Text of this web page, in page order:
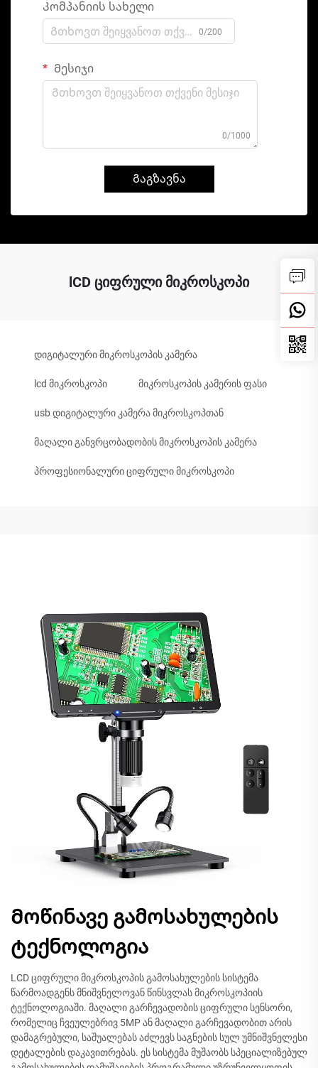
Კომპანიის სახელი
0/200
Მესიჯი
0/1000
Გაგზავნა
lCD ციფრული მიკროსკოპი
დიგიტალური მიკროსკოპის კამერა
lcd მიკროსკოპი მიკროსკოპის კამერის ფასი
usb დიგიტალური კამერა მიკროსკოპთან
მაღალი განვრცობადობის მიკროსკოპის კამერა
პროფესიონალური ციფრული მიკროსკოპი
Მოწინავე გამოსახულების
ტექნოლოგია
LCD ციფრული მიკროსკოპის გამოსახულების სისტემა
წარმოადგენს მნიშვნელოვან წინსვლას მიკროსკოპიის
ტექნოლოგიაში. მაღალი გარჩევადობის ციფრული სენსორი,
რომელიც ჩვეულებრივ 5MP ან მაღალი გარჩევადობით არის
დამაგრებული, საშუალებას აძლევს საგნების სულ უმნიშვნელესი
დეტალების დაკავითრებას. ეს სისტემა მუშაობს სპეციალიზებულ